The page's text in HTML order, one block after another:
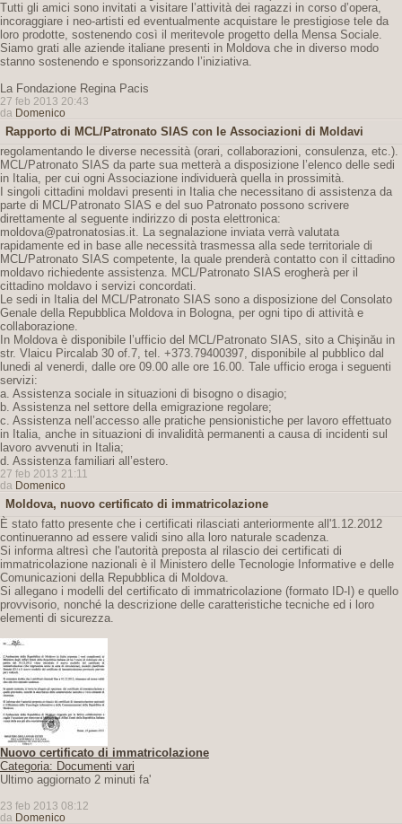
Tutti gli amici sono invitati a visitare l’attività dei ragazzi in corso d’opera,
incoraggiare i neo-artisti ed eventualmente acquistare le prestigiose tele da
loro prodotte, sostenendo così il meritevole progetto della Mensa Sociale.
Siamo grati alle aziende italiane presenti in Moldova che in diverso modo
stanno sostenendo e sponsorizzando l’iniziativa.
La Fondazione Regina Pacis
27 feb 2013 20:43
da Domenico
Rapporto di MCL/Patronato SIAS con le Associazioni di Moldavi
regolamentando le diverse necessità (orari, collaborazioni, consulenza, etc.).
MCL/Patronato SIAS da parte sua metterà a disposizione l’elenco delle sedi
in Italia, per cui ogni Associazione individuerà quella in prossimità.
I singoli cittadini moldavi presenti in Italia che necessitano di assistenza da
parte di MCL/Patronato SIAS e del suo Patronato possono scrivere
direttamente al seguente indirizzo di posta elettronica:
moldova@patronatosias.it. La segnalazione inviata verrà valutata
rapidamente ed in base alle necessità trasmessa alla sede territoriale di
MCL/Patronato SIAS competente, la quale prenderà contatto con il cittadino
moldavo richiedente assistenza. MCL/Patronato SIAS erogherà per il
cittadino moldavo i servizi concordati.
Le sedi in Italia del MCL/Patronato SIAS sono a disposizione del Consolato
Genale della Repubblica Moldova in Bologna, per ogni tipo di attività e
collaborazione.
In Moldova è disponibile l’ufficio del MCL/Patronato SIAS, sito a Chişinău in
str. Vlaicu Pircalab 30 of.7, tel. +373.79400397, disponibile al pubblico dal
lunedi al venerdi, dalle ore 09.00 alle ore 16.00. Tale ufficio eroga i seguenti
servizi:
a. Assistenza sociale in situazioni di bisogno o disagio;
b. Assistenza nel settore della emigrazione regolare;
c. Assistenza nell’accesso alle pratiche pensionistiche per lavoro effettuato
in Italia, anche in situazioni di invalidità permanenti a causa di incidenti sul
lavoro avvenuti in Italia;
d. Assistenza familiari all’estero.
27 feb 2013 21:11
da Domenico
Moldova, nuovo certificato di immatricolazione
È stato fatto presente che i certificati rilasciati anteriormente all'1.12.2012
continueranno ad essere validi sino alla loro naturale scadenza.
Si informa altresì che l'autorità preposta al rilascio dei certificati di
immatricolazione nazionali è il Ministero delle Tecnologie Informative e delle
Comunicazioni della Repubblica di Moldova.
Si allegano i modelli del certificato di immatricolazione (formato ID-I) e quello
provvisorio, nonché la descrizione delle caratteristiche tecniche ed i loro
elementi di sicurezza.
Nuovo certificato di immatricolazione
Categoria: Documenti vari
Ultimo aggiornato 2 minuti fa'
23 feb 2013 08:12
da Domenico